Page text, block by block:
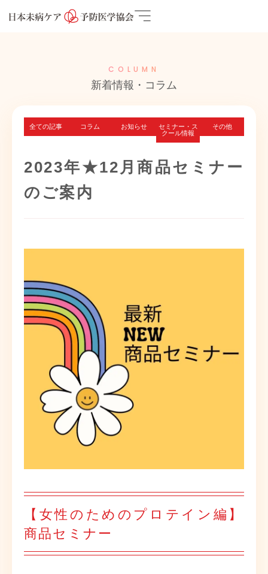
COLUMN
新着情報・コラム
全ての記事 コラム お知らせ セミナー・ス
クール情報
その他
2023年★12月商品セミナー
のご案内
【女性のためのプロテイン編】
商品セミナー